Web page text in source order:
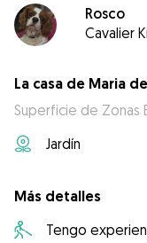
Rosco
Cavalier
La casa de Maria
Superficie de Zonas
Jardín
Más detalles
Tengo